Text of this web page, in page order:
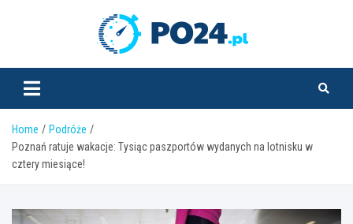
Home
Podróże
Poznań ratuje wakacje: Tysiąc paszportów wydanych na lotnisku w
cztery miesiące!